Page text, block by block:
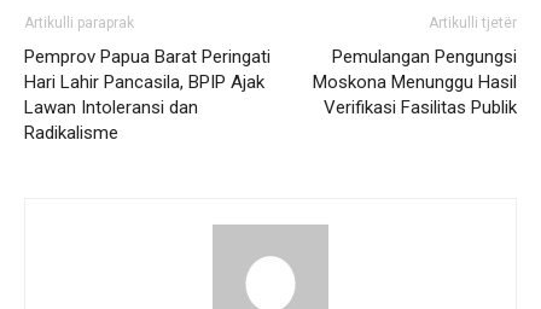
Artikulli paraprak
Pemprov Papua Barat Peringati
Hari Lahir Pancasila, BPIP Ajak
Lawan Intoleransi dan
Radikalisme
Artikulli tjetër
Pemulangan Pengungsi
Moskona Menunggu Hasil
Verifikasi Fasilitas Publik